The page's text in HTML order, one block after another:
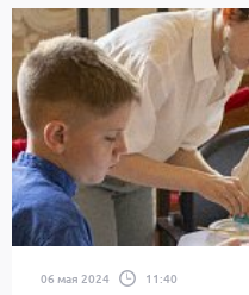
06 мая 2024 11:40